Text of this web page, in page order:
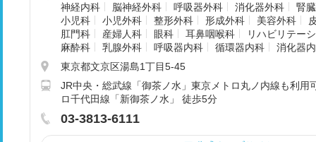
神経内科
脳神経外科 呼吸器外科 消化器外科
腎
小児科
小児外科 整形外科 形成外科 美容外科
肛門科
産婦人科 眼科 耳鼻咽喉科
リハビリテー
麻酔科
乳腺外科 呼吸器内科 循環器内科
消化器
東京都文京区湯島1丁目5-45
JR中央・総武線「御茶ノ水」東京メトロ丸ノ内線も利用
ロ千代田線「新御茶ノ水」 徒歩5分
03-3813-6111